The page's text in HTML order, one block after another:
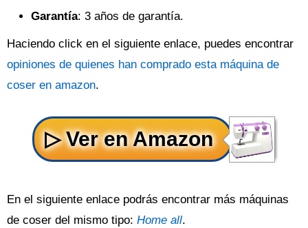
Garantía: 3 años de garantía.
Haciendo click en el siguiente enlace, puedes encontrar
opiniones de quienes han comprado esta máquina de
coser en amazon.
En el siguiente enlace podrás encontrar más máquinas
de coser del mismo tipo: Home all.